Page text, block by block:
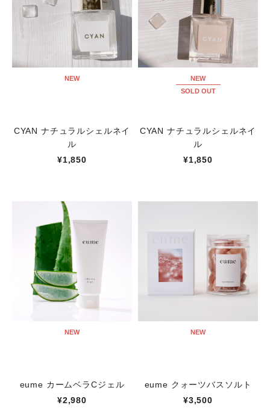
NEW
CYAN ナチュラルシェルネイ
ル
¥1,850
NEW
SOLD OUT
CYAN ナチュラルシェルネイ
ル
¥1,850
NEW
eume カームベラCジェル
¥2,980
NEW
eume クォーツバスソルト
¥3,500